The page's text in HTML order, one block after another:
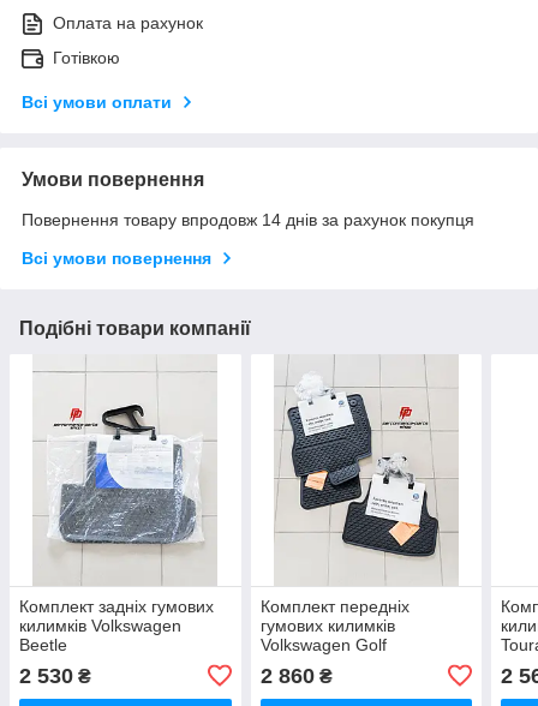
Оплата на рахунок
Готівкою
Всі умови оплати
Умови повернення
Повернення товару впродовж 14 днів за рахунок покупця
Всі умови повернення
Подібні товари компанії
Комплект задніх гумових
килимків Volkswagen
Beetle
2 530 ₴
Комплект передніх
гумових килимків
Volkswagen Golf
2 860₴ 2